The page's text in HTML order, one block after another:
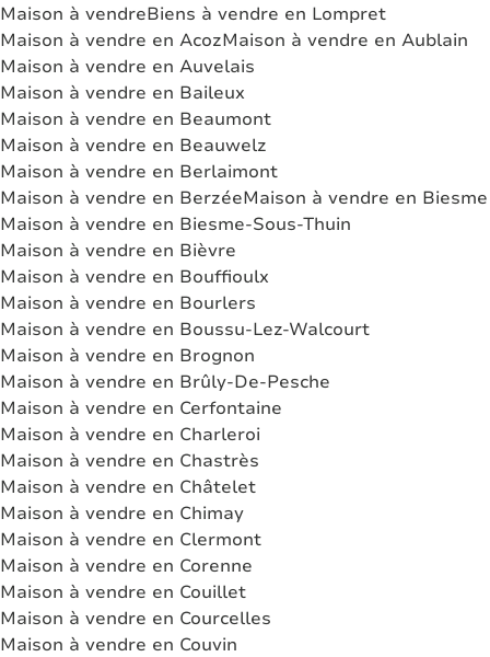
Max. budget
Chercher
Maison à vendreBiens à vendre en Lompret
Maison à vendre en AcozMaison à vendre en Aublain
Maison à vendre en Auvelais
Maison à vendre en Baileux
Maison à vendre en Beaumont
Maison à vendre en Beauwelz
Maison à vendre en Berlaimont
Maison à vendre en BerzéeMaison à vendre en Biesme
Maison à vendre en Biesme-Sous-Thuin
Maison à vendre en Bièvre
Maison à vendre en Bouffioulx
Maison à vendre en Bourlers
Maison à vendre en Boussu-Lez-Walcourt
Maison à vendre en Brognon
Maison à vendre en Brûly-De-Pesche
Maison à vendre en Cerfontaine
Maison à vendre en Charleroi
Maison à vendre en Chastrès
Maison à vendre en Châtelet
Maison à vendre en Chimay
Maison à vendre en Clermont
Maison à vendre en Corenne
Maison à vendre en Couillet
Maison à vendre en Courcelles
Maison à vendre en Couvin